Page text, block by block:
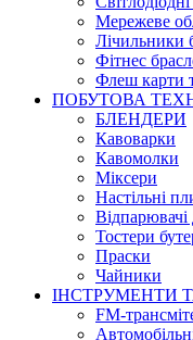
Мережеве
Лічильники
Фітнес
Флеш карти
ПОБУТОВА
БЛЕНДЕРИ
Кавоварки
Кавомолки
Міксери
Настільні
Відпарювачі
Тостери
Праски
Чайники
ІНСТРУМЕНТИ
FM-